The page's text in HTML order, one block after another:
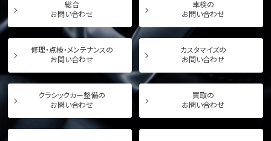
総合
お問い合わせ
車検の
お問い合わせ
修理・点検・メンテナンスの
お問い合わせ
カスタマイズの
お問い合わせ
クラシックカー整備の
お問い合わせ
買取の
お問い合わせ